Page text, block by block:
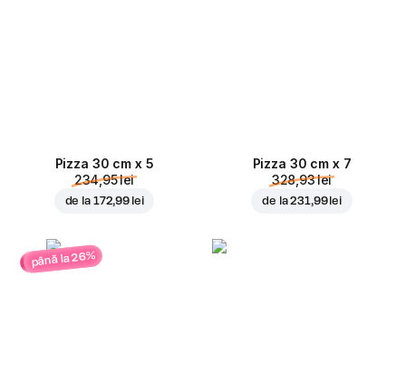
Pizza 30 cm x 5
234,95 lei
de la 172,99 lei
Pizza 30 cm x 7
328,93 lei
de la231,99 lei
până la 26%